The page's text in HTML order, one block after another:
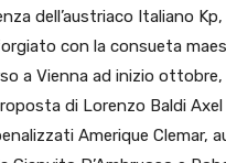
dell’austriaco Italiano
con la consueta
a Vienna ad inizio
di Lorenzo Baldi
Amerique Clemar,